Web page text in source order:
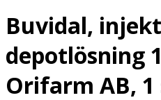
Buvidal,
depotlösning
Orifarm AB,